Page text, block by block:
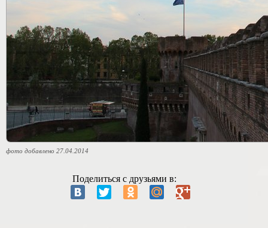
фото добавлено 27.04.2014
Поделиться с друзьями в: